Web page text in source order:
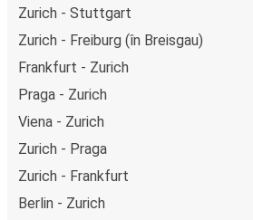
Zurich - Stuttgart
Zurich - Freiburg (în Breisgau)
Frankfurt - Zurich
Praga - Zurich
Viena - Zurich
Zurich - Praga
Zurich - Frankfurt
Berlin - Zurich